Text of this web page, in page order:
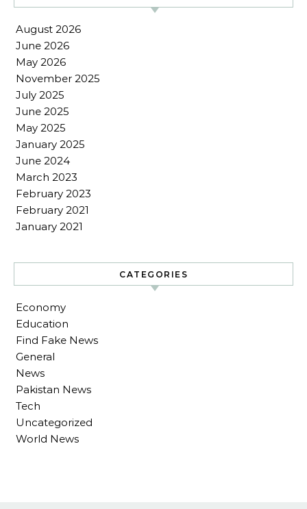
August 2026
June 2026
May 2026
November 2025
July 2025
June 2025
May 2025
January 2025
June 2024
March 2023
February 2023
February 2021
January 2021
CATEGORIES
Economy
Education
Find Fake News
General
News
Pakistan News
Tech
Uncategorized
World News